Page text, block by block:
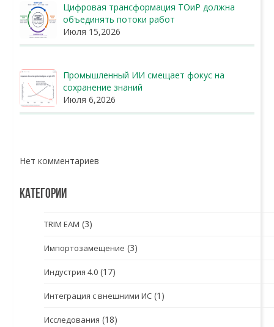
Цифровая трансформация ТОиР должна
объединять потоки работ
Июля 15,2026
Промышленный ИИ смещает фокус на
сохранение знаний
Июля 6,2026
Нет комментариев
КАТЕГОРИИ
TRIM EAM (3)
Импортозамещение (3)
Индустрия 4.0 (17)
Интеграция с внешними ИС (1)
Исследования (18)